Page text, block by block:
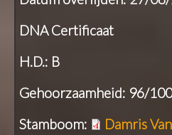
DNA Certificaat
H.D.: B
Gehoorzaamheid: 96/100
Stamboom:
Damris